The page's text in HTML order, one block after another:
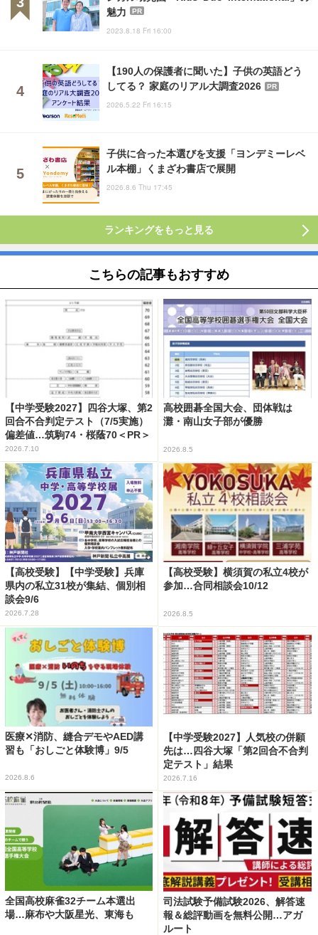
魅力
PR
2023.8.18 Fri 16:00
【190人の保護者に聞いた】子供の英語どう
してる？ 家庭のリアル大調査2026
PR
2026.5.22 Fri 16:15
子供に合った本選びを支援「ヨンデミーレベ
ル本棚」くまざわ書店で展開
2026.8.6 Thu 17:45
ランキングをもっと見る
こちらの記事もおすすめ
【中学受験2027】四谷大塚、第2
回合不合判定テスト（7/5実施）
偏差値…筑駒74・桜蔭70＜PR＞
2026.7.10
高校囲碁全国大会、団体戦は
灘・南山女子部が優勝
2026.8.5
【高校受験】【中学受験】兵庫
県内の私立31校が集結、個別相
談会9/6
2026.7.28
【高校受験】横須賀の私立4校が
参加…合同相談会10/12
2026.8.5
医療✕消防、縫合デモやAED講
習も「おしごと体験博」9/5
2026.8.6
【中学受験2027】人気校の併願
先は…四谷大塚「第2回合不合判
定テスト」結果
2026.7.16
全国高校麻雀32チーム本選出
場…麻布や大阪星光、東海も
司法試験予備試験2026、解答速
報＆総評動画を無料公開…アガ
ルート